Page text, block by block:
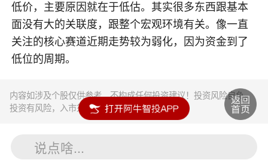
低价，主要原因就在于低估。其实很多东西跟基本
面没有大的关联度，跟整个宏观环境有关。像一直
关注的核心赛道近期走势较为弱化，因为资金到了
低位的周期。
内容如涉及个股仅供参考，不构成任何投资建议！投资风险自负。
投资有风险，入市须谨慎。
说点啥...